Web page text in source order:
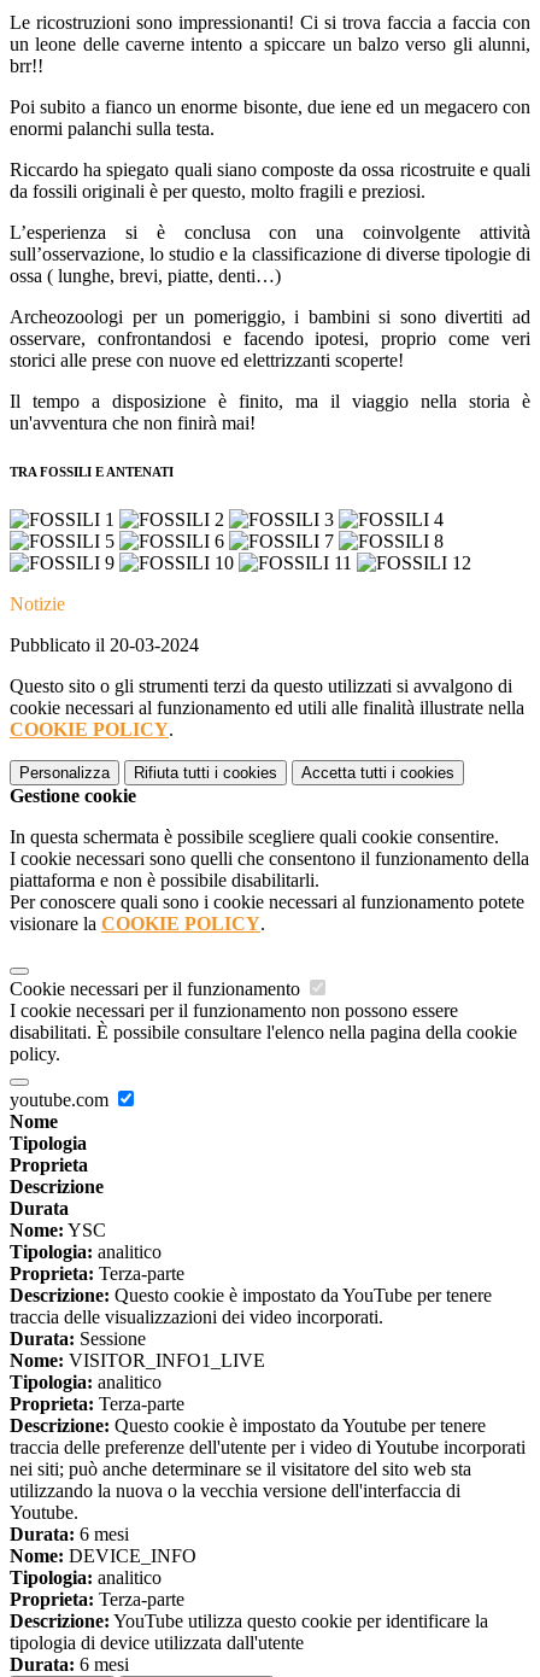
Le ricostruzioni sono impressionanti! Ci si trova faccia a faccia con
un leone delle caverne intento a spiccare un balzo verso gli alunni,
brr!!
Poi subito a fianco un enorme bisonte, due iene ed un megacero con
enormi palanchi sulla testa.
Riccardo ha spiegato quali siano composte da ossa ricostruite e quali
da fossili originali è per questo, molto fragili e preziosi.
L’esperienza si è conclusa con una coinvolgente attività
sull’osservazione, lo studio e la classificazione di diverse tipologie di
ossa ( lunghe, brevi, piatte, denti…)
Archeozoologi per un pomeriggio, i bambini si sono divertiti ad
osservare, confrontandosi e facendo ipotesi, proprio come veri
storici alle prese con nuove ed elettrizzanti scoperte!
Il tempo a disposizione è finito, ma il viaggio nella storia è
un'avventura che non finirà mai!
TRA FOSSILI E ANTENATI
Notizie
Pubblicato il 20-03-2024
Questo sito o gli strumenti terzi da questo utilizzati si avvalgono di
cookie necessari al funzionamento ed utili alle finalità illustrate nella
COOKIE POLICY.
Personalizza Rifiuta tutti i cookies Accetta tutti i cookies
Gestione cookie
In questa schermata è possibile scegliere quali cookie consentire.
I cookie necessari sono quelli che consentono il funzionamento della
piattaforma e non è possibile disabilitarli.
Per conoscere quali sono i cookie necessari al funzionamento potete
visionare la COOKIE POLICY.
Cookie necessari per il funzionamento
I cookie necessari per il funzionamento non possono essere
disabilitati. È possibile consultare l'elenco nella pagina della cookie
policy.
youtube.com
Nome
Tipologia
Proprieta
Descrizione
Durata
Nome: YSC
Tipologia: analitico
Proprieta: Terza-parte
Descrizione: Questo cookie è impostato da YouTube per tenere
traccia delle visualizzazioni dei video incorporati.
Durata: Sessione
Nome: VISITOR_INFO1_LIVE
Tipologia: analitico
Proprieta: Terza-parte
Descrizione: Questo cookie è impostato da Youtube per tenere
traccia delle preferenze dell'utente per i video di Youtube incorporati
nei siti; può anche determinare se il visitatore del sito web sta
utilizzando la nuova o la vecchia versione dell'interfaccia di
Youtube.
Durata: 6 mesi
Nome: DEVICE_INFO
Tipologia: analitico
Proprieta: Terza-parte
Descrizione: YouTube utilizza questo cookie per identificare la
tipologia di device utilizzata dall'utente
Durata: 6 mesi